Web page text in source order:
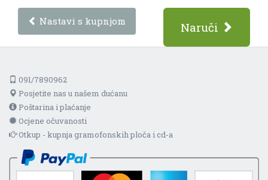
Nastavi s kupnjom Naruči
091/7890962
Posjetite nas u našem dućanu
Poštarina i plaćanje
Ocjene očuvanosti
Otkup - kupnja gramofonskih ploča i cd-a